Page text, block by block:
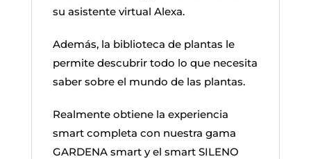
su asistente virtual Alexa.
Además, la biblioteca de plantas le
permite descubrir todo lo que necesita
saber sobre el mundo de las plantas.
Realmente obtiene la experiencia
smart completa con nuestra gama
GARDENA smart y el smart SILENO